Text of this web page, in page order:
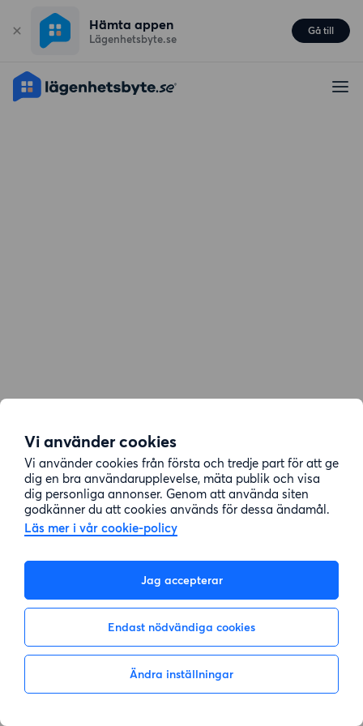
Vi använder cookies
Vi använder cookies från första och tredje part för att ge
dig en bra användarupplevelse, mäta publik och visa
dig personliga annonser. Genom att använda siten
godkänner du att cookies används för dessa ändamål.
Läs mer i vår cookie-policy
Jag accepterar
Endast nödvändiga cookies
Ändra inställningar
Hämta appen
Lägenhetsbyte.se
Gå till